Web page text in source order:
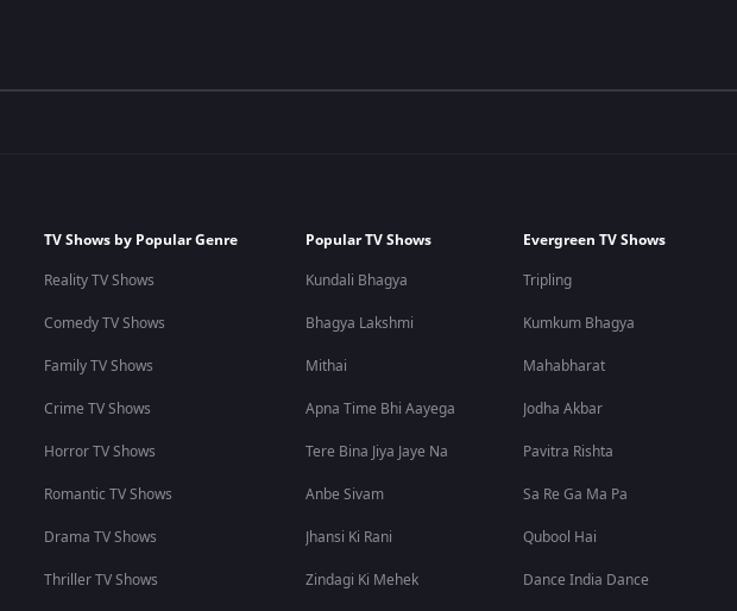
TV Shows by Popular Genre
Reality TV Shows
Comedy TV Shows
Family TV Shows
Crime TV Shows
Horror TV Shows
Romantic TV Shows
Drama TV Shows
Thriller TV Shows
Popular TV Shows
Kundali Bhagya
Bhagya Lakshmi
Mithai
Apna Time Bhi Aayega
Tere Bina Jiya Jaye Na
Anbe Sivam
Jhansi Ki Rani
Zindagi Ki Mehek
Evergreen TV Shows
Tripling
Kumkum Bhagya
Mahabharat
Jodha Akbar
Pavitra Rishta
Sa Re Ga Ma Pa
Qubool Hai
Dance India Dance